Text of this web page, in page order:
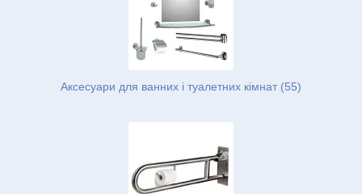
Аксесуари для ванних і туалетних кімнат (55)